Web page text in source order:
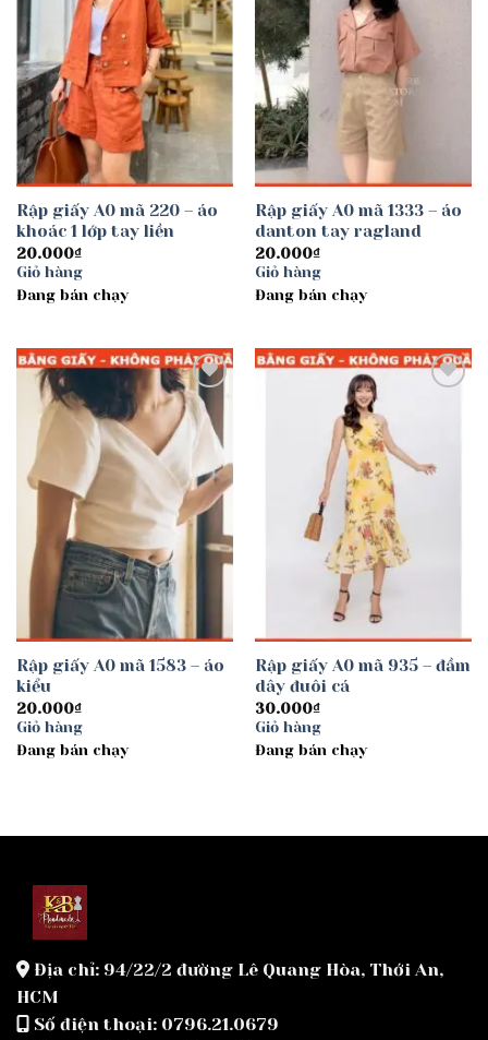
Rập giấy A0 mã 220 – áo
khoác 1 lớp tay liền
20.000₫
Giỏ hàng
Đang bán chạy
Rập giấy A0 mã 1333 – áo
danton tay ragland
20.000₫
Giỏ hàng
Đang bán chạy
Add to
wishlist
Rập giấy A0 mã 1583 – áo
kiểu
20.000₫
Giỏ hàng
Đang bán chạy
Rập giấy A0 mã 935 – đầm
dây đuôi cá
30.000₫
Giỏ hàng
Đang bán chạy
Địa chỉ: 94/22/2 đường Lê Quang Hòa, Thới An,
HCM
Số điện thoại: 0796.21.0679